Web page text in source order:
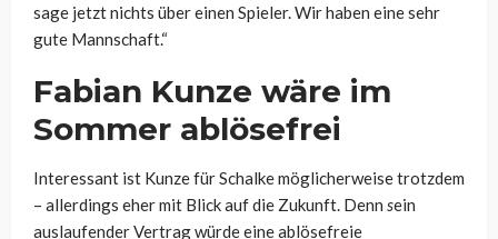
sage jetzt nichts über einen Spieler. Wir haben eine sehr
gute Mannschaft.“
Fabian Kunze wäre im
Sommer ablösefrei
Interessant ist Kunze für Schalke möglicherweise trotzdem
– allerdings eher mit Blick auf die Zukunft. Denn sein
auslaufender Vertrag würde eine ablösefreie